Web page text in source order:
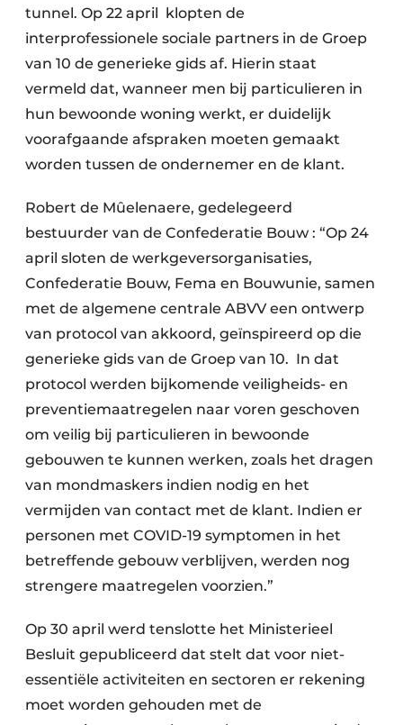
tunnel. Op 22 april klopten de
interprofessionele sociale partners in de Groep
van 10 de generieke gids af. Hierin staat
vermeld dat, wanneer men bij particulieren in
hun bewoonde woning werkt, er duidelijk
voorafgaande afspraken moeten gemaakt
worden tussen de ondernemer en de klant.
Robert de Mûelenaere, gedelegeerd
bestuurder van de Confederatie Bouw : “Op 24
april sloten de werkgeversorganisaties,
Confederatie Bouw, Fema en Bouwunie, samen
met de algemene centrale ABVV een ontwerp
van protocol van akkoord, geïnspireerd op die
generieke gids van de Groep van 10. In dat
protocol werden bijkomende veiligheids- en
preventiemaatregelen naar voren geschoven
om veilig bij particulieren in bewoonde
gebouwen te kunnen werken, zoals het dragen
van mondmaskers indien nodig en het
vermijden van contact met de klant. Indien er
personen met COVID-19 symptomen in het
betreffende gebouw verblijven, werden nog
strengere maatregelen voorzien.”
Op 30 april werd tenslotte het Ministerieel
Besluit gepubliceerd dat stelt dat voor niet-
essentiële activiteiten en sectoren er rekening
moet worden gehouden met de